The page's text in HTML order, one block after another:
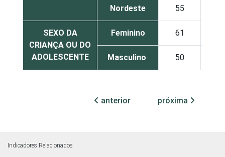
Nordeste 55
SEXO DA
CRIANÇA OU DO
ADOLESCENTE
Feminino 61
Masculino 50
I
anterior próxima
Indicadores Relacionados